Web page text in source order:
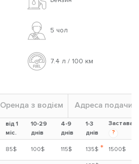
5 чoл
7.4 л / 100 км
Оренда з водієм Адреса подачи
від 1
міс.
10-29
днів
4-9
днів
1-3
днів
Застава
?
85$ 100$ 115$ 135$ * 1500$